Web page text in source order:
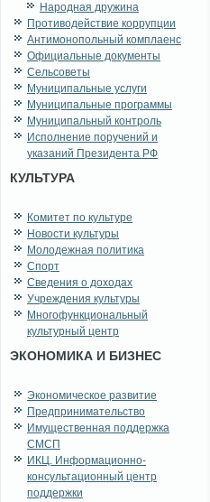
Народная дружина
Противодействие коррупции
Антимонопольный комплаенс
Официальные документы
Сельсоветы
Муниципальные услуги
Муниципальные программы
Муниципальный контроль
Исполнение поручений и
указаний Президента РФ
КУЛЬТУРА
Комитет по культуре
Новости культуры
Молодежная политика
Спорт
Сведения о доходах
Учреждения культуры
Многофункциональный
культурный центр
ЭКОНОМИКА И БИЗНЕС
Экономическое развитие
Предпринимательство
Имущественная поддержка
СМСП
ИКЦ. Информационно-
консультационный центр
поддержки